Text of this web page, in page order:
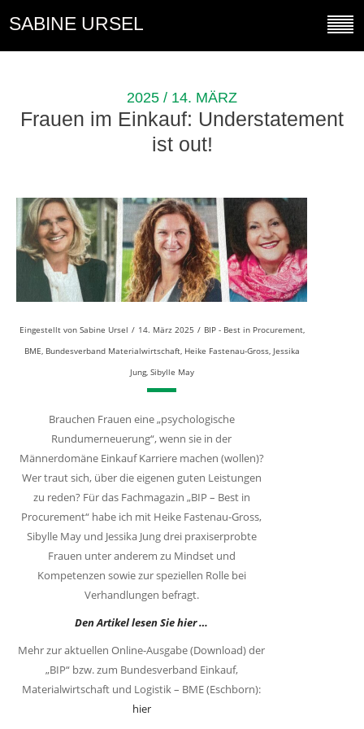
SABINE URSEL
2025 / 14. MÄRZ
Frauen im Einkauf: Understatement
ist out!
Eingestellt von Sabine Ursel / 14. März 2025 / BIP - Best in Procurement,
BME Bundesverband Materialwirtschaft, Heike Fastenau-Gross, Jessika
Jung, Sibylle May
Brauchen Frauen eine „psychologische
Rundumerneuerung“, wenn sie in der
Männerdomäne Einkauf Karriere machen (wollen)?
Wer traut sich, über die eigenen guten Leistungen
zu reden? Für das Fachmagazin „BIP – Best in
Procurement“ habe ich mit Heike Fastenau-Gross,
Sibylle May und Jessika Jung drei praxiserprobte
Frauen unter anderem zu Mindset und
Kompetenzen sowie zur speziellen Rolle bei
Verhandlungen befragt.
Den Artikel lesen Sie hier …
Mehr zur aktuellen Online-Ausgabe (Download) der
„BIP“ bzw. zum Bundesverband Einkauf,
Materialwirtschaft und Logistik – BME (Eschborn):
hier